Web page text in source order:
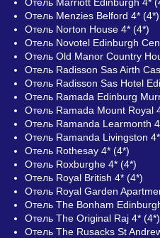
Отель Menzies Belford 4* (4*)
Отель Norton House 4* (4*)
Отель Novotel Edinburgh
Отель Old Manor Country
Отель Radisson Sas Airth
Отель Radisson Sas Hotel
Отель Ramada Edinburg
Отель Ramada Mount Royal
Отель Ramanda Learmonth
Отель Ramanda Livingston
Отель Rothesay 4* (4*)
Отель Roxburghe 4* (4*)
Отель Royal British 4* (4*)
Отель Royal Garden
Отель The Bonham
Отель The Original Raj 4* (4*)
Отель The Rusacks St